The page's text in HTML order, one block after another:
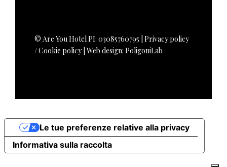
© Are You Hotel PI: 03085760795 | Privacy policy
/Cookie policy| Web design: PoligoniLab
Informativa sulla raccolta
Le tue preferenze relative alla privacy